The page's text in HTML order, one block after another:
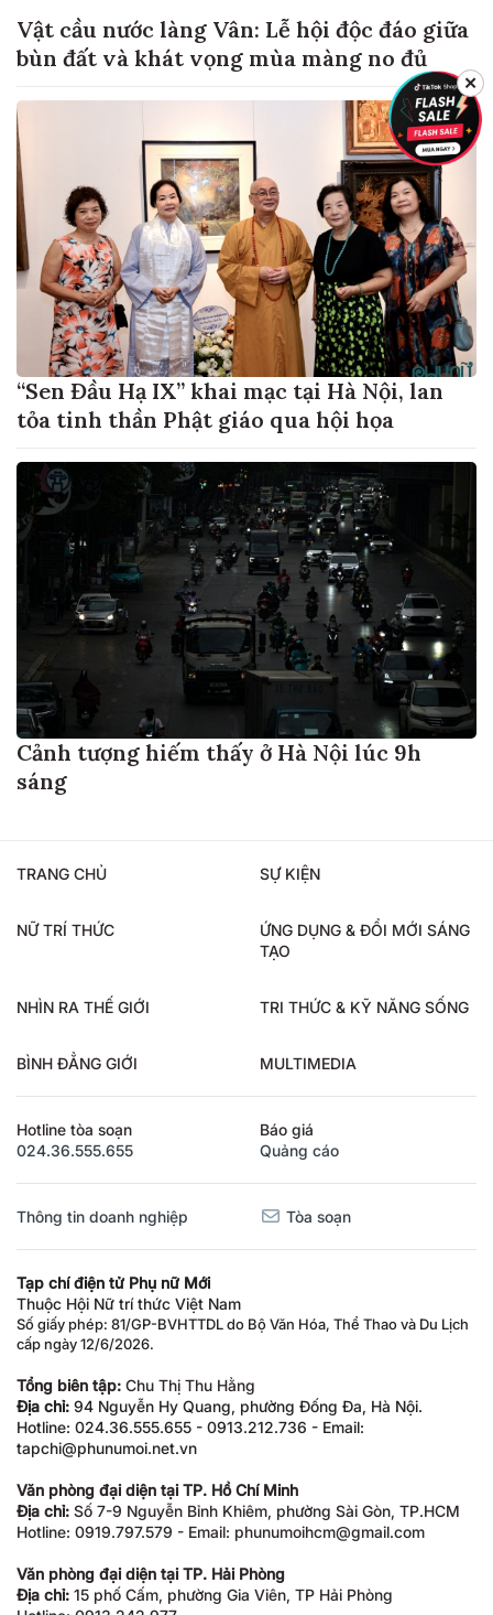
Vật cầu nước làng Vân: Lễ hội độc đáo giữa
bùn đất và khát vọng mùa màng no đủ
“Sen Đầu Hạ IX” khai mạc tại Hà Nội, lan
tỏa tinh thần Phật giáo qua hội họa
Cảnh tượng hiếm thấy ở Hà Nội lúc 9h
sáng
TRANG CHỦ SỰ KIỆN
NỮ TRÍ THỨC
ỨNG DỤNG & ĐỔI MỚI SÁNG
TẠO
NHÌN RA THẾ GIỚI TRI THỨC & KỸ NĂNG SỐNG
BÌNH ĐẲNG GIỚI MULTIMEDIA
Hotline tòa soạn
024.36.555.655
Báo giá
Quảng cáo
Thông tin doanh nghiệp Tòa soạn
Tạp chí điện tử Phụ nữ Mới
Thuộc Hội Nữ trí thức Việt Nam
Số giấy phép: 81/GP-BVHTTDL do Bộ Văn Hóa, Thể Thao và Du Lịch
cấp ngày 12/6/2026.
Tổng biên tập: Chu Thị Thu Hằng
Địa chỉ: 94 Nguyễn Hy Quang, phường Đống Đa, Hà Nội.
Hotline: 024.36.555.655 - 0913.212.736 - Email:
tapchi@phunumoi.net.vn
Văn phòng đại diện tại TP. Hồ Chí Minh
Địa chỉ: Số 7-9 Nguyễn Bỉnh Khiêm, phường Sài Gòn, TP.HCM
Hotline: 0919.797.579 - Email: phunumoihcm@gmail.com
Văn phòng đại diện tại TP. Hải Phòng
Địa chỉ: 15 phố Cấm, phường Gia Viên, TP Hải Phòng
✕